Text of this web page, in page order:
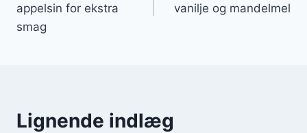
appelsin for ekstra
smag
vanilje og mandelmel
Lignende indlæg